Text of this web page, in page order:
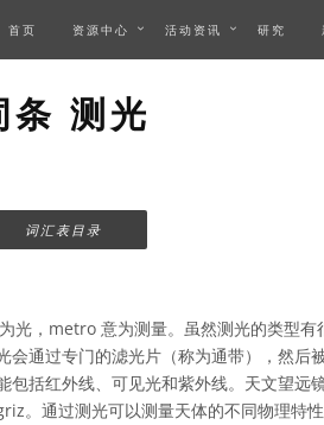
首页 资源中心 活动资讯 研究
条 测光
词汇表目录
光，metro 意为测量。虽然测光的类型有
通过专门的滤光片（称为通带），然后
包括红外线、可见光和紫外线。天文望远
。通过测光可以测量天体的不同物理特